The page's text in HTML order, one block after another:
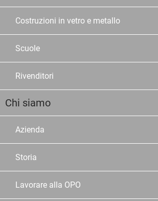
Costruzioni in vetro e metallo
Scuole
Rivenditori
Chi siamo
Azienda
Storia
Lavorare alla OPO